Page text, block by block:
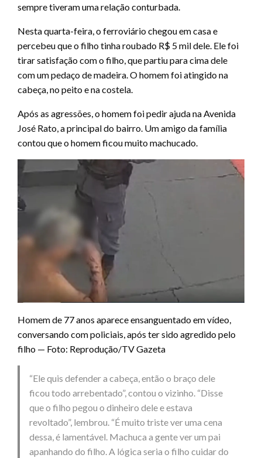
sempre tiveram uma relação conturbada.
Nesta quarta-feira, o ferroviário chegou em casa e
percebeu que o filho tinha roubado R$ 5 mil dele. Ele foi
tirar satisfação com o filho, que partiu para cima dele
com um pedaço de madeira. O homem foi atingido na
cabeça, no peito e na costela.
Após as agressões, o homem foi pedir ajuda na Avenida
José Rato, a principal do bairro. Um amigo da família
contou que o homem ficou muito machucado.
Homem de 77 anos aparece ensanguentado em vídeo,
conversando com policiais, após ter sido agredido pelo
filho — Foto: Reprodução/TV Gazeta
“Ele quis defender a cabeça, então o braço dele
ficou todo arrebentado”, contou o vizinho. “Disse
que o filho pegou o dinheiro dele e estava
revoltado”, lembrou. “É muito triste ver uma cena
dessa, é lamentável. Machuca a gente ver um pai
apanhando do filho. A lógica seria o filho cuidar do